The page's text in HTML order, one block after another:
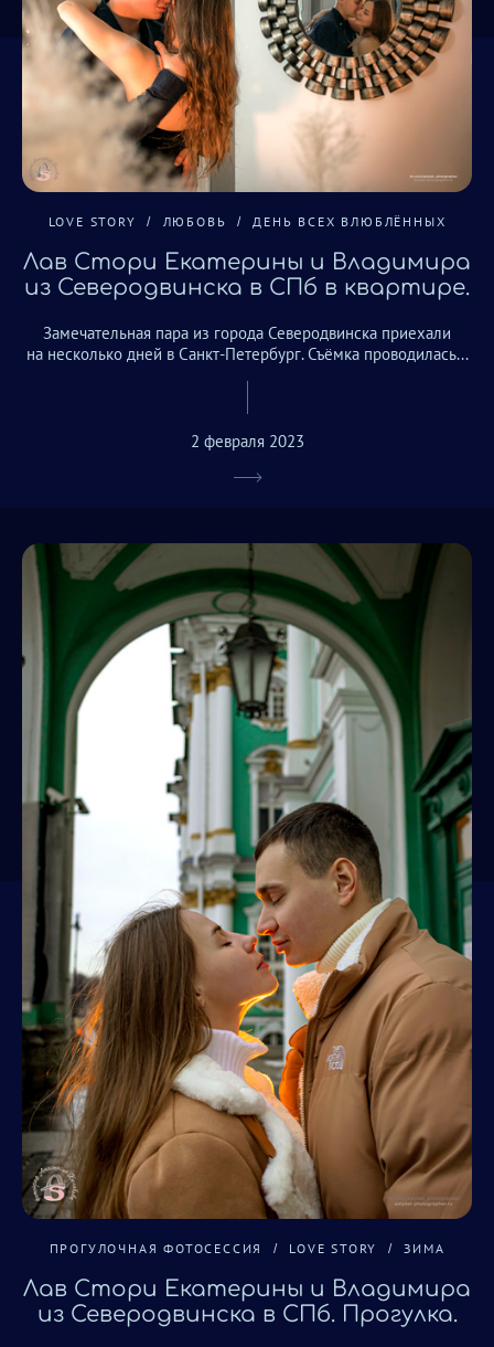
LOVE STORY ЛЮБОВЬ ДЕНЬ ВСЕХ ВЛЮБЛЁННЫХ
Лав Стори Екатерины и Владимира
из Северодвинска в СПб в квартире.
Замечательная пара из города Северодвинска приехали
на несколько дней в Санкт-Петербург. Съёмка проводилась...
2 февраля 2023
ПРОГУЛОЧНАЯ ФОТОСЕССИЯ LOVE STORY ЗИМА
Лав Стори Екатерины и Владимира
из Северодвинска в СПб. Прогулка.